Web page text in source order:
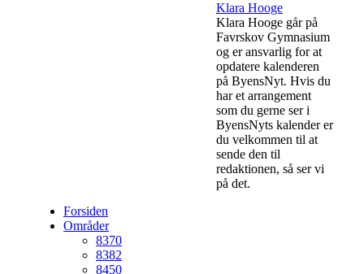
Klara Hooge
Klara Hooge går på
Favrskov Gymnasium
og er ansvarlig for at
opdatere kalenderen
på ByensNyt. Hvis du
har et arrangement
som du gerne ser i
ByensNyts kalender er
du velkommen til at
sende den til
redaktionen, så ser vi
på det.
Forsiden
Områder
8370
8382
8450